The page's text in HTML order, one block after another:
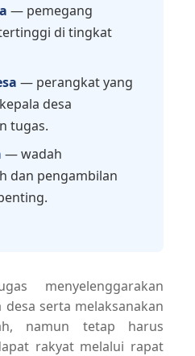
— pemegang
di tingkat
— perangkat yang
desa
tugas.
— wadah
dan pengambilan
menyelenggarakan
serta melaksanakan
namun tetap harus
rakyat melalui rapat